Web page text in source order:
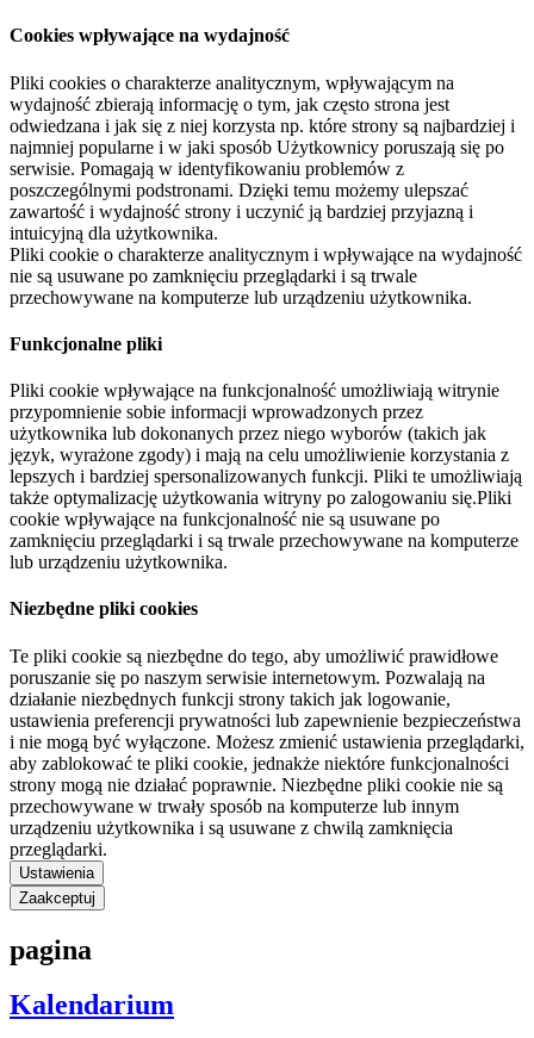
Cookies wpływające na wydajność
Pliki cookies o charakterze analitycznym, wpływającym na
wydajność zbierają informację o tym, jak często strona jest
odwiedzana i jak się z niej korzysta np. które strony są najbardziej i
najmniej popularne i w jaki sposób Użytkownicy poruszają się po
serwisie. Pomagają w identyfikowaniu problemów z
poszczególnymi podstronami. Dzięki temu możemy ulepszać
zawartość i wydajność strony i uczynić ją bardziej przyjazną i
intuicyjną dla użytkownika.
Pliki cookie o charakterze analitycznym i wpływające na wydajność
nie są usuwane po zamknięciu przeglądarki i są trwale
przechowywane na komputerze lub urządzeniu użytkownika.
Funkcjonalne pliki
Pliki cookie wpływające na funkcjonalność umożliwiają witrynie
przypomnienie sobie informacji wprowadzonych przez
użytkownika lub dokonanych przez niego wyborów (takich jak
język, wyrażone zgody) i mają na celu umożliwienie korzystania z
lepszych i bardziej spersonalizowanych funkcji. Pliki te umożliwiają
także optymalizację użytkowania witryny po zalogowaniu się.Pliki
cookie wpływające na funkcjonalność nie są usuwane po
zamknięciu przeglądarki i są trwale przechowywane na komputerze
lub urządzeniu użytkownika.
Niezbędne pliki cookies
Te pliki cookie są niezbędne do tego, aby umożliwić prawidłowe
poruszanie się po naszym serwisie internetowym. Pozwalają na
działanie niezbędnych funkcji strony takich jak logowanie,
ustawienia preferencji prywatności lub zapewnienie bezpieczeństwa
i nie mogą być wyłączone. Możesz zmienić ustawienia przeglądarki,
aby zablokować te pliki cookie, jednakże niektóre funkcjonalności
strony mogą nie działać poprawnie. Niezbędne pliki cookie nie są
przechowywane w trwały sposób na komputerze lub innym
urządzeniu użytkownika i są usuwane z chwilą zamknięcia
przeglądarki.
Ustawienia
Zaakceptuj
pagina
Kalendarium